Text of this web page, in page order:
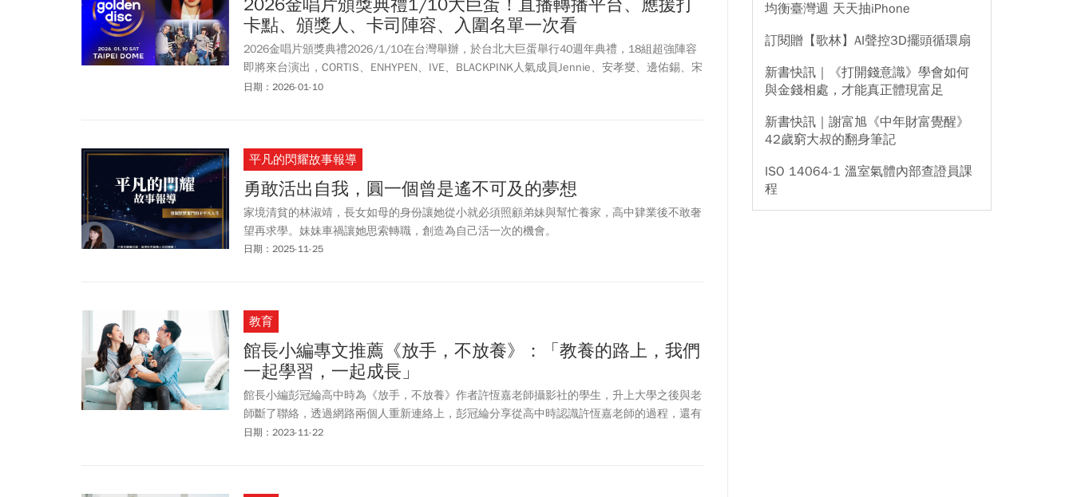
2026金唱片頒獎典禮1/10大巨蛋！直播轉播平台、應援打
卡點、頒獎人、卡司陣容、入圍名單一次看
2026金唱片頒獎典禮2026/1/10在台灣舉辦，於台北大巨蛋舉行40週年典禮，18組超強陣容
即將來台演出，CORTIS、ENHYPEN、IVE、BLACKPINK人氣成員Jennie、安孝燮、邊佑錫、宋
仲基、男神許光漢以及天后蔡依林也會出席。想看金唱片直播轉播？唯二平台包括Disney+線
今周刊一文整理頒獎嘉賓、演出陣容、入圍名單、直播平台、售票平台、票價座位圖、金唱片
Q&A等相關資訊懶人包。
日期：2026-01-10
平凡的閃耀故事報導
勇敢活出自我，圓一個曾是遙不可及的夢想
家境清貧的林淑靖，長女如母的身份讓她從小就必須照顧弟妹與幫忙養家，高中肄業後不敢奢
望再求學。妹妹車禍讓她思索轉職，創造為自己活一次的機會。
日期：2025-11-25
教育
館長小編專文推薦《放手，不放養》：「教養的路上，我們
一起學習，一起成長」
館長小編彭冠綸高中時為《放手，不放養》作者許恆嘉老師攝影社的學生，升上大學之後與老
師斷了聯絡，透過網路兩個人重新連絡上，彭冠綸分享從高中時認識許恆嘉老師的過程，還有
這本書帶給家有三個孩子的他的啟發。
日期：2023-11-22
均衡臺灣週 天天抽iPhone
訂閱贈【歌林】AI聲控3D擺頭循環扇
新書快訊｜《打開錢意識》學會如何
與金錢相處，才能真正體現富足
新書快訊｜謝富旭《中年財富覺醒》
42歲窮大叔的翻身筆記
ISO 14064-1 溫室氣體內部查證員課
程